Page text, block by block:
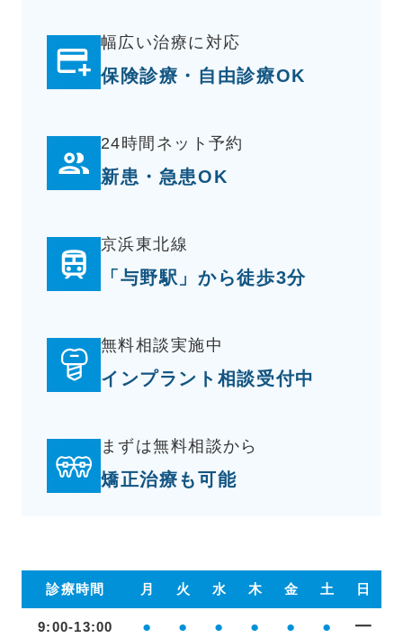
幅広い治療に対応
保険診療・自由診療OK
24時間ネット予約
新患・急患OK
京浜東北線
「与野駅」から徒歩3分
無料相談実施中
インプラント相談受付中
まずは無料相談から
矯正治療も可能
診療時間 月 火 水 木 金 土 日
9:00-13:00 ● ● ● ● ● ● ━